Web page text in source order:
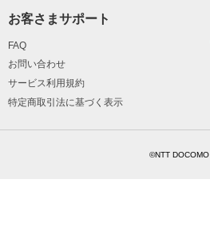
お客さまサポート
FAQ
お問い合わせ
サービス利用規約
特定商取引法に基づく表示
©NTT DOCOMO